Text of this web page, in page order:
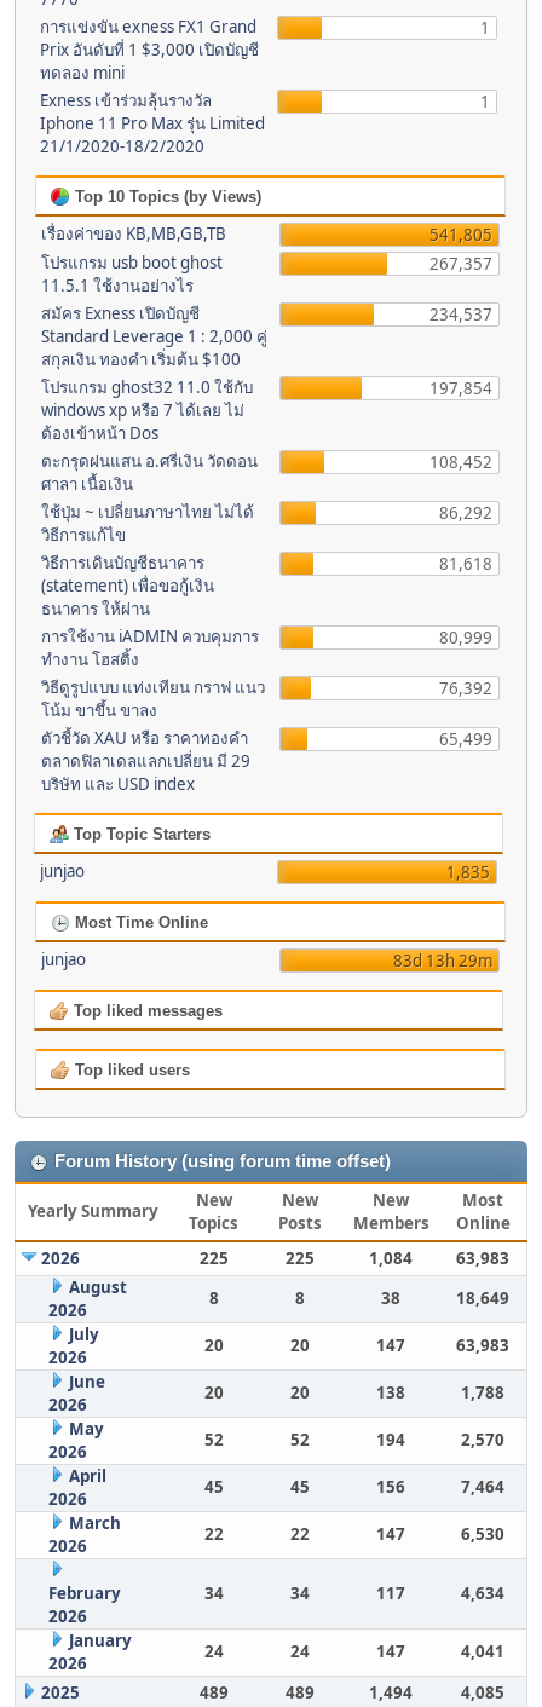
การแข่งขัน exness FX1 Grand
Prix อันดับที่ 1 $3,000 เปิดบัญชี
ทดลอง mini
1
Exness เข้าร่วมลุ้นรางวัล
Iphone 11 Pro Max รุ่น Limited
21/1/2020-18/2/2020
1
Top 10 Topics (by Views)
เรื่องค่าของ KB,MB,GB,TB
541,805
โปรแกรม usb boot ghost
11.5.1 ใช้งานอย่างไร
267,357
สมัคร Exness เปิดบัญชี
Standard Leverage 1 : 2,000 คู่
สกุลเงิน ทองคำ เริ่มต้น $100
234,537
โปรแกรม ghost32 11.0 ใช้กับ
windows xp หรือ 7 ได้เลย ไม่
ต้องเข้าหน้า Dos
197,854
ตะกรุดฝนแสน อ.ศรีเงิน วัดดอน
ศาลา เนื้อเงิน
108,452
ใช้ปุ่ม ~ เปลี่ยนภาษาไทย ไม่ได้
วิธีการแก้ไข
86,292
วิธีการเดินบัญชีธนาคาร
(statement) เพื่อขอกู้เงิน
ธนาคาร ให้ผ่าน
81,618
การใช้งาน iADMIN ควบคุมการ
ทำงาน โฮสติ้ง
80,999
วิธีดูรูปแบบ แท่งเทียน กราฟ แนว
โน้ม ขาขึ้น ขาลง
76,392
ตัวชี้วัด XAU หรือ ราคาทองคำ
ตลาดฟิลาเดลแลกเปลี่ยน มี 29
บริษัท และ USD index
65,499
Top Topic Starters
junjao 1,835
Most Time Online
junjao 83d 13h 29m
Top liked messages
Top liked users
Forum History (using forum time offset)
Yearly Summary
New
Topics
New
Posts
New
Members
Most
Online
2026
225 225 1,084
63,983
August
2026
8 8 38
18,649
July
2026
20 20 147
63,983
June
2026
20 20 138
1,788
May
2026
52 52 194
2,570
April
2026
45 45 156
7,464
March
2026
22 22 147 6,530
February
2026
34 34 117 4,634
January
2026
24 24 147
4,041
2025
489 489 1,494
4,085